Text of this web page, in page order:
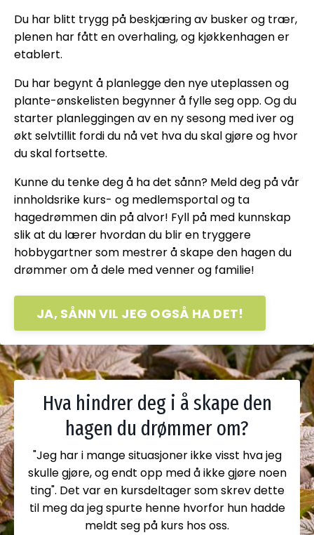
Du har blitt trygg på beskjæring av busker og trær,
plenen har fått en overhaling, og kjøkkenhagen er
etablert.
Du har begynt å planlegge den nye uteplassen og
plante-ønskelisten begynner å fylle seg opp. Og du
starter planleggingen av en ny sesong med iver og
økt selvtillit fordi du nå vet hva du skal gjøre og hvor
du skal fortsette.
Kunne du tenke deg å ha det sånn? Meld deg på vår
innholdsrike kurs- og medlemsportal og ta
hagedrømmen din på alvor! Fyll på med kunnskap
slik at du lærer hvordan du blir en tryggere
hobbygartner som mestrer å skape den hagen du
drømmer om å dele med venner og familie!
JA, SÅNN VIL JEG OGSÅ HA DET!
Hva hindrer deg i å skape den
hagen du drømmer om?
"Jeg har i mange situasjoner ikke visst hva jeg
skulle gjøre, og endt opp med å ikke gjøre noen
ting". Det var en kursdeltager som skrev dette
til meg da jeg spurte henne hvorfor hun hadde
meldt seg på kurs hos oss.